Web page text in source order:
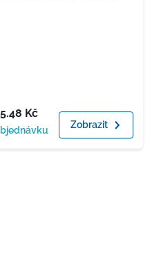
Kč
Zobrazit